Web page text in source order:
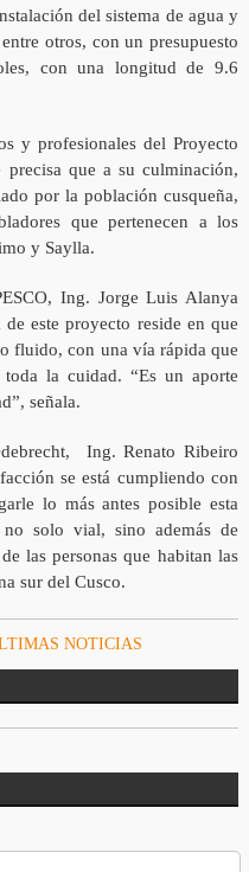
del sistema de agua y
otros, con un presupuesto
con una longitud de 9.6
y profesionales del Proyecto
precisa que a su culminación,
por la población cusqueña,
que pertenecen a los
y Saylla.
Ing. Jorge Luis Alanya
este proyecto reside en que
fluido, con una vía rápida que
la cuidad. “Es un aporte
señala.
Ing. Renato Ribeiro
se está cumpliendo con
lo más antes posible esta
solo vial, sino además de
las personas que habitan las
sur del Cusco.
NOTICIAS